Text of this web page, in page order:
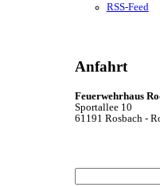
RSS-Feed
Anfahrt
Feuerwehrhaus
Sportallee 10
61191 Rosbach -